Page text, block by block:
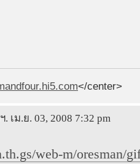
</center>
เม.ย. 03, 2008 7:32 pm
web-m/oresman/